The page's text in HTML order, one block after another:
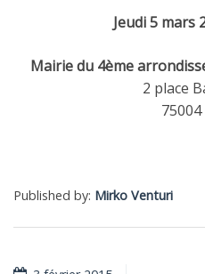
Jeudi 5 mars
Mairie du 4ème
2 place
Published by: Mirko Venturi